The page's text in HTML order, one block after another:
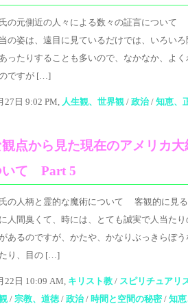
氏の元側近の人々による数々の証言について
の姿は、遠目に見ているだけでは、いろい
ったりすることも多いので、なかなか、よ
ですが […]
27日 9:02 PM, 人生観、世界観 / 政治/ 知恵、
点から見た現在のアメリカ
いて Part 5
氏の人柄と霊的な魔術について 客観的に見
人間臭くて、時には、とても誠実で人当たり
あるのですが、かたや、かなりぶっきらぼ
り、目の […]
22日 10:09 AM, キリスト教 / スピリチュアリ
/ 宗教、道徳 / 政治/ 時間と空間の秘密/ 知恵